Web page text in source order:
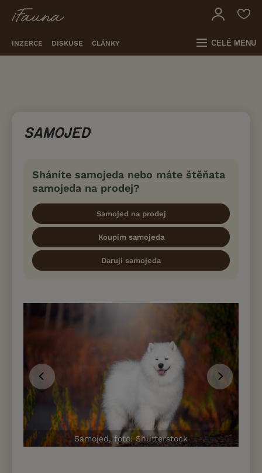
INZERCE DISKUSE ČLÁNKY CELÉ MENU
SAMOJED
Sháníte samojeda nebo máte štěňata
samojeda na prodej?
Samojed na prodej
Koupím samojeda
Daruji samojeda
Samojed, foto: Shutterstock